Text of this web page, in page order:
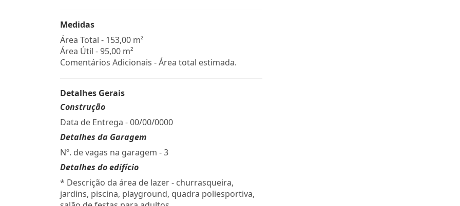
Medidas
Área Total - 153,00 m²
Área Útil - 95,00 m²
Comentários Adicionais - Área total estimada.
Detalhes Gerais
Construção
Data de Entrega - 00/00/0000
Detalhes da Garagem
Nº. de vagas na garagem - 3
Detalhes do edifício
* Descrição da área de lazer - churrasqueira,
jardins, piscina, playground, quadra poliesportiva,